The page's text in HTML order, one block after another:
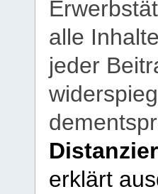
alle
jeder
erklärt